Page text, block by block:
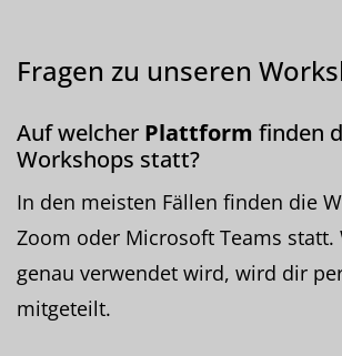
Fragen zu unseren
Auf welcher Plattform finden
Workshops statt?
In den meisten Fällen finden die
Zoom oder Microsoft Teams statt.
genau verwendet wird, wird dir
mitgeteilt.